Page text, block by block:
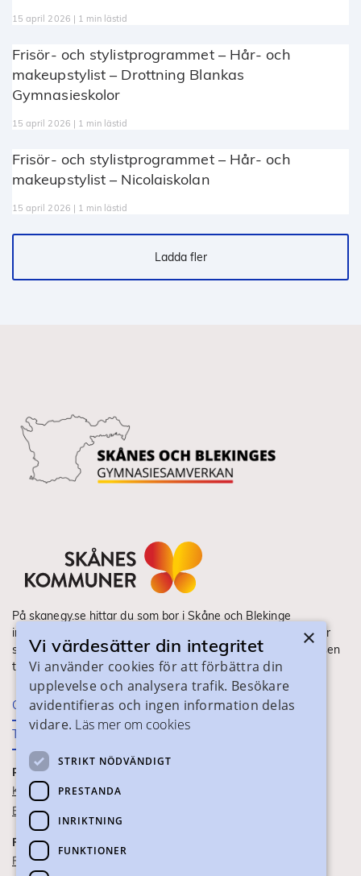
15 april 2026 | 1 min lästid
Frisör- och stylistprogrammet – Hår- och
makeupstylist – Drottning Blankas
Gymnasieskolor
15 april 2026 | 1 min lästid
Frisör- och stylistprogrammet – Hår- och
makeupstylist – Nicolaiskolan
15 april 2026 | 1 min lästid
Ladda fler
På skanegy.se hittar du som bor i Skåne och Blekinge
information om ditt gymnasieval. Här ser du vilka utbildningar
som finns och hur ansökan och antagning går till. Webbplatsen
tillhandahålls av Skånes Kommuner.
Om webbplatsen
Tillgänglighet
PRAKTISK INFORMATION
Kontaktuppgifter
Blanketter
FÖR SKOLPERSONAL
För SYV
×
Vi värdesätter din integritet
Vi använder cookies för att förbättra din
upplevelse och analysera trafik. Besökare
avidentifieras och ingen information delas
vidare. Läs mer om cookies
STRIKT NÖDVÄNDIGT
PRESTANDA
INRIKTNING
FUNKTIONER